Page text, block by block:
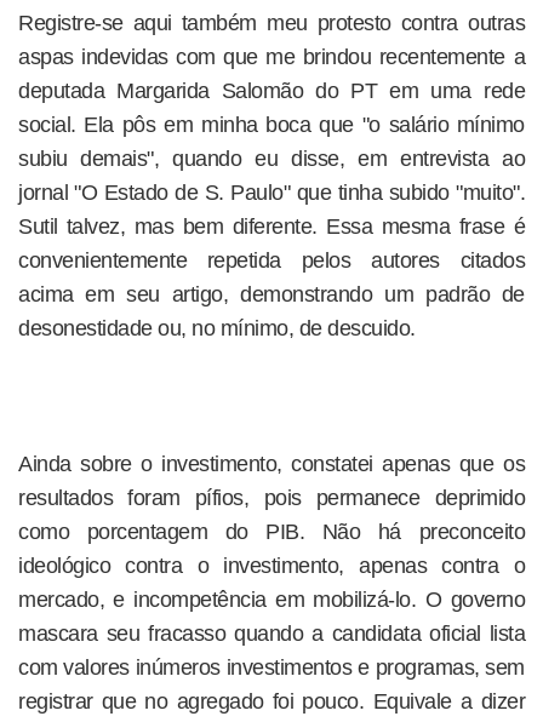
Registre-se aqui também meu protesto contra outras
aspas indevidas com que me brindou recentemente a
deputada Margarida Salomão do PT em uma rede
social. Ela pôs em minha boca que "o salário mínimo
subiu demais", quando eu disse, em entrevista ao
jornal "O Estado de S. Paulo" que tinha subido "muito".
Sutil talvez, mas bem diferente. Essa mesma frase é
convenientemente repetida pelos autores citados
acima em seu artigo, demonstrando um padrão de
desonestidade ou, no mínimo, de descuido.
Ainda sobre o investimento, constatei apenas que os
resultados foram pífios, pois permanece deprimido
como porcentagem do PIB. Não há preconceito
ideológico contra o investimento, apenas contra o
mercado, e incompetência em mobilizá-lo. O governo
mascara seu fracasso quando a candidata oficial lista
com valores inúmeros investimentos e programas, sem
registrar que no agregado foi pouco. Equivale a dizer